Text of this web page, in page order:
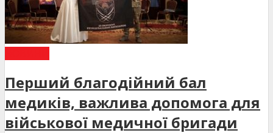
Перший благодійний бал
медиків, важлива допомога для
військової медичної бригади